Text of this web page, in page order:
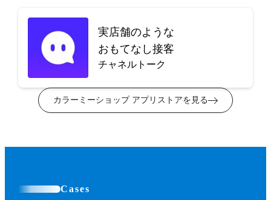
実店舗のような
おもてなし接客
チャネルトーク
カラーミーショップ アプリストアを見る
Cases